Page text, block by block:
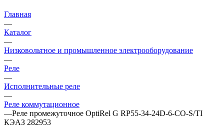
Главная
—
Каталог
—
Низковольтное и промышленное электрооборудование
—
Реле
—
Исполнительные реле
—
Реле коммутационное
—Реле промежуточное OptiRel G RP55-34-24D-6-CO-S/TI
КЭАЗ 282953